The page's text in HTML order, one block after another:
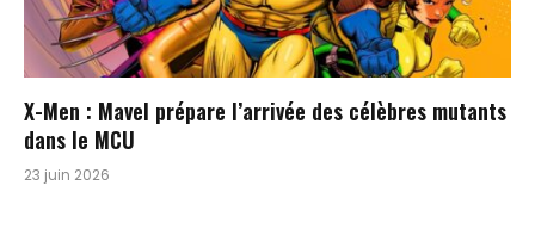
X-Men : Mavel prépare l’arrivée des célèbres mutants
dans le MCU
23 juin 2026